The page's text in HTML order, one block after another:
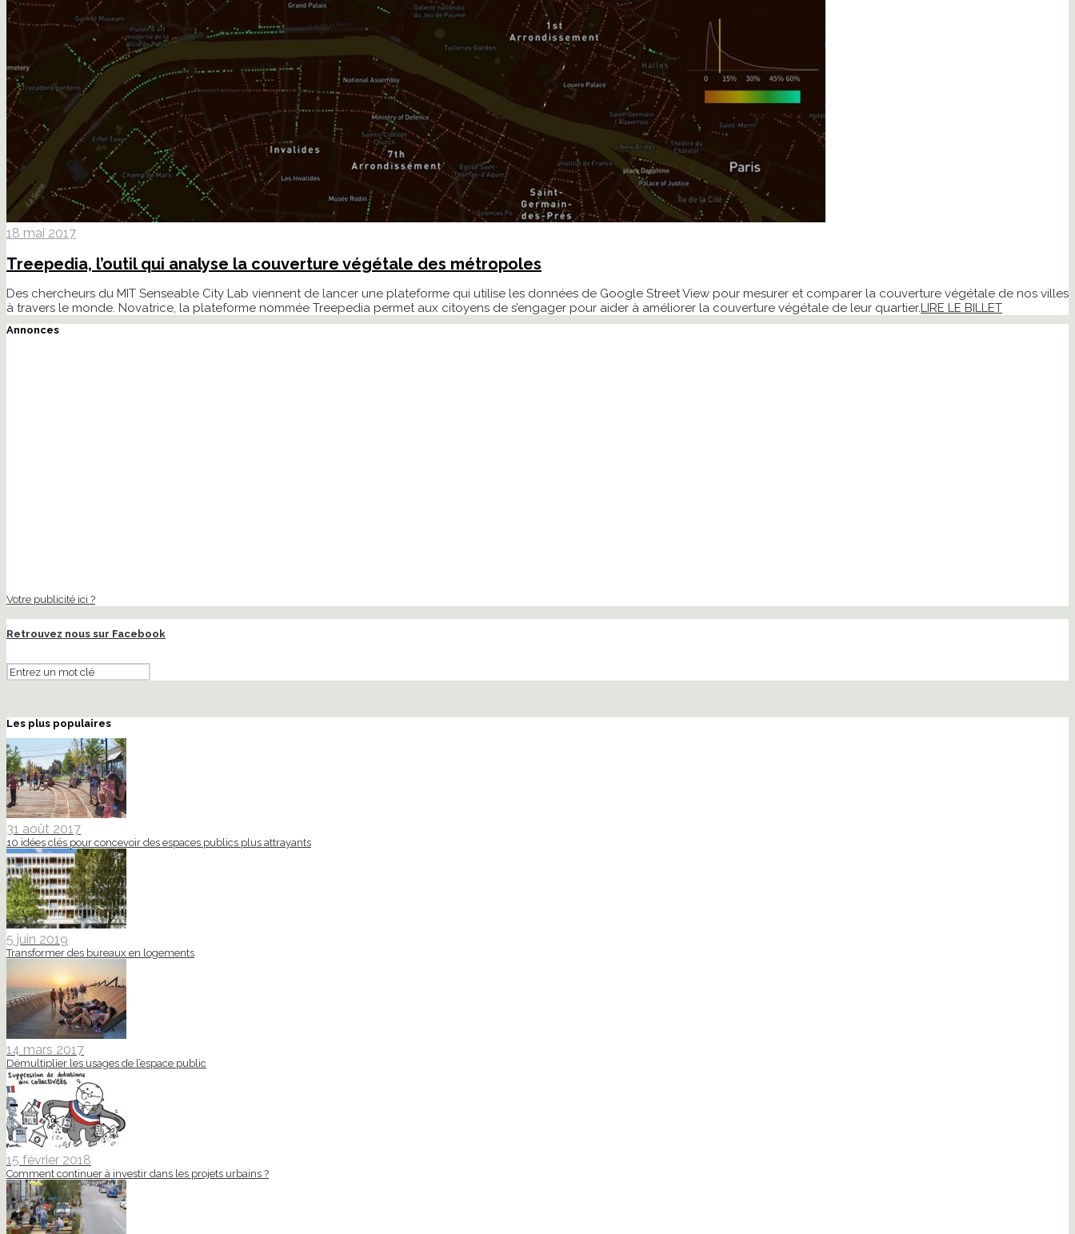
18 mai 2017
Treepedia, l’outil qui analyse la couverture végétale des métropoles
Des chercheurs du MIT Senseable City Lab viennent de lancer une plateforme qui utilise les données de Google Street View pour mesurer et comparer la couverture végétale de nos villes
à travers le monde. Novatrice, la plateforme nommée Treepedia permet aux citoyens de s’engager pour aider à améliorer la couverture végétale de leur quartier.LIRE LE BILLET
Annonces
Votre publicité ici ?
Retrouvez nous sur Facebook
Les plus populaires
31 août 2017
10 idées clés pour concevoir des espaces publics plus attrayants
5 juin 2019
Transformer des bureaux en logements
14 mars 2017
Démultiplier les usages de l’espace public
15 février 2018
Comment continuer à investir dans les projets urbains ?